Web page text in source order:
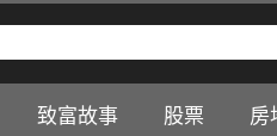
致富故事 股票 房